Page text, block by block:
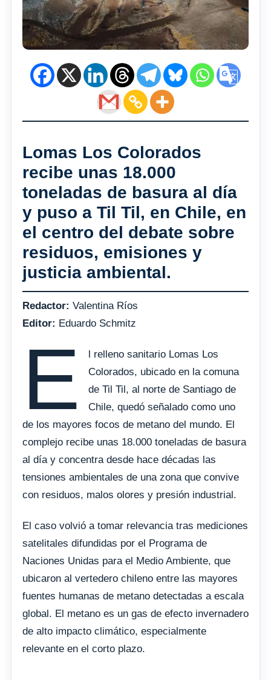
Lomas Los Colorados
recibe unas 18.000
toneladas de basura al día
y puso a Til Til, en Chile, en
el centro del debate sobre
residuos, emisiones y
justicia ambiental.
Redactor: Valentina Ríos
Editor: Eduardo Schmitz
E
l relleno sanitario Lomas Los
Colorados, ubicado en la comuna
de Til Til, al norte de Santiago de
Chile, quedó señalado como uno
de los mayores focos de metano del mundo. El
complejo recibe unas 18.000 toneladas de basura
al día y concentra desde hace décadas las
tensiones ambientales de una zona que convive
con residuos, malos olores y presión industrial.
El caso volvió a tomar relevancia tras mediciones
satelitales difundidas por el Programa de
Naciones Unidas para el Medio Ambiente, que
ubicaron al vertedero chileno entre las mayores
fuentes humanas de metano detectadas a escala
global. El metano es un gas de efecto invernadero
de alto impacto climático, especialmente
relevante en el corto plazo.